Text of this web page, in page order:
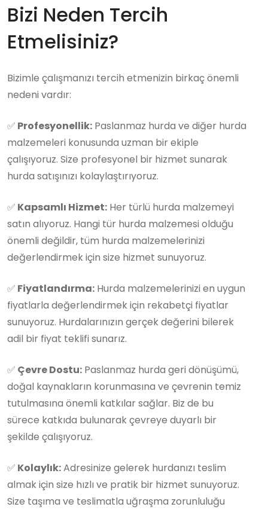
Bizi Neden Tercih
Etmelisiniz?
Bizimle çalışmanızı tercih etmenizin birkaç önemli
nedeni vardır:
✅ Profesyonellik: Paslanmaz hurda ve diğer hurda
malzemeleri konusunda uzman bir ekiple
çalışıyoruz. Size profesyonel bir hizmet sunarak
hurda satışınızı kolaylaştırıyoruz.
✅ Kapsamlı Hizmet: Her türlü hurda malzemeyi
satın alıyoruz. Hangi tür hurda malzemesi olduğu
önemli değildir, tüm hurda malzemelerinizi
değerlendirmek için size hizmet sunuyoruz.
✅ Fiyatlandırma: Hurda malzemelerinizi en uygun
fiyatlarla değerlendirmek için rekabetçi fiyatlar
sunuyoruz. Hurdalarınızın gerçek değerini bilerek
adil bir fiyat teklifi sunarız.
✅ Çevre Dostu: Paslanmaz hurda geri dönüşümü,
doğal kaynakların korunmasına ve çevrenin temiz
tutulmasına önemli katkılar sağlar. Biz de bu
sürece katkıda bulunarak çevreye duyarlı bir
şekilde çalışıyoruz.
✅ Kolaylık:Adresinize gelerek hurdanızı teslim
almak için size hızlı ve pratik bir hizmet sunuyoruz.
Size taşıma ve teslimatla uğraşma zorunluluğu